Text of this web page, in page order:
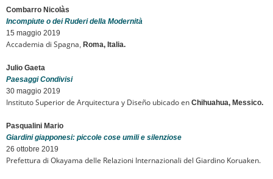
Combarro Nicolàs
Incompiute o dei Ruderi della Modernità
15 maggio 2019
Accademia di Spagna, Roma, Italia.
Julio Gaeta
Paesaggi Condivisi
30 maggio 2019
Instituto Superior de Arquitectura y Diseño ubicado en Chihuahua, Messico.
Pasqualini Mario
Giardini giapponesi: piccole cose umili e silenziose
26 ottobre 2019
Prefettura di Okayama delle Relazioni Internazionali del Giardino Koruaken.